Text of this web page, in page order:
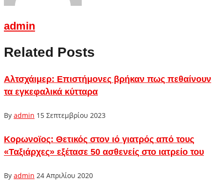
admin
Related Posts
Αλτσχάιμερ: Επιστήμονες βρήκαν πως πεθαίνουν
τα εγκεφαλικά κύτταρα
By admin 15 Σεπτεμβρίου 2023
Κορωνοϊος: Θετικός στον ιό γιατρός από τους
«Ταξιάρχες» εξέτασε 50 ασθενείς στο ιατρείο του
By admin 24 Απριλίου 2020